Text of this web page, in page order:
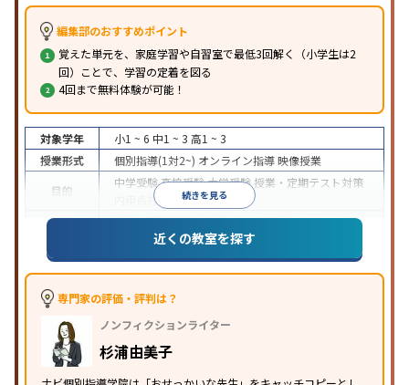
編集部のおすすめポイント
覚えた単元を、家庭学習や自習室で最低3回解く（小学生は2
回）ことで、学習の定着を図る
4回まで無料体験が可能！
続きを見る
対象学年 小1 ~ 6 中1 ~ 3 高1 ~ 3
授業形式
個別指導(1対2~) オンライン指導映像授業
目的
中学受験高校受験大学受験 授業・定期テスト対策
内申点対策
学習習慣の定着
成績保証制度あり授業の振替可能オンライン対応
1科目から受講可能季節講習のみの受講可
※2023年3月調査。小学校高学年の個別指導塾アンケート調査方法を参
近くの教室を探す
専門家の評価・評判は？
ノンフィクションライター
杉浦由美子